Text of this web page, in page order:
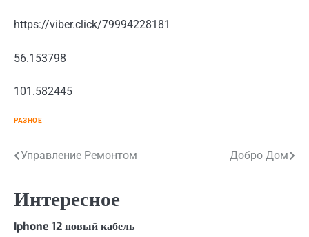
https://viber.click/79994228181
56.153798
101.582445
РАЗНОЕ
Навигация
записям
Управление Ремонтом Добро Дом
Интересное
Iphone 12 новый кабель